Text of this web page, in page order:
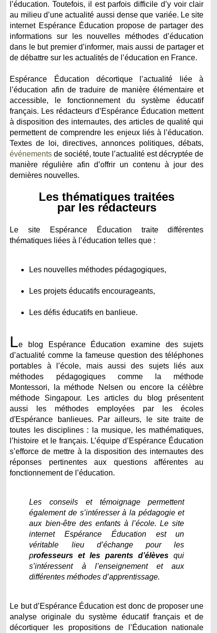
l’éducation. Toutefois, il est parfois difficile d’y voir clair
au milieu d’une actualité aussi dense que variée. Le site
internet Espérance Éducation propose de partager des
informations sur les nouvelles méthodes d’éducation
dans le but premier d’informer, mais aussi de partager et
de débattre sur les actualités de l’éducation en France.
Espérance Éducation décortique l’actualité liée à
l’éducation afin de traduire de manière élémentaire et
accessible, le fonctionnement du système éducatif
français. Les rédacteurs d’Espérance Éducation mettent
à disposition des internautes, des articles de qualité qui
permettent de comprendre les enjeux liés à l’éducation.
Textes de loi, directives, annonces politiques, débats,
événements de société, toute l’actualité est décryptée de
manière régulière afin d’offrir un contenu à jour des
dernières nouvelles.
Les thématiques traitées
par les rédacteurs
Le site Espérance Éducation traite différentes
thématiques liées à l’éducation telles que :
Les nouvelles méthodes pédagogiques,
Les projets éducatifs encourageants,
Les défis éducatifs en banlieue.
Le blog Espérance Éducation examine des sujets
d’actualité comme la fameuse question des téléphones
portables à l’école, mais aussi des sujets liés aux
méthodes pédagogiques comme la méthode
Montessori, la méthode Nelsen ou encore la célèbre
méthode Singapour. Les articles du blog présentent
aussi les méthodes employées par les écoles
d'Espérance banlieues. Par ailleurs, le site traite de
toutes les disciplines : la musique, les mathématiques,
l’histoire et le français. L’équipe d’Espérance Éducation
s’efforce de mettre à la disposition des internautes des
réponses pertinentes aux questions afférentes au
fonctionnement de l’éducation.
Les conseils et témoignage permettent
également de s’intéresser à la pédagogie et
aux bien-être des enfants à l’école. Le site
internet Espérance Éducation est un
véritable lieu d’échange pour les
professeurs et les parents d’élèves qui
s’intéressent à l’enseignement et aux
différentes méthodes d’apprentissage.
Le but d’Espérance Éducation est donc de proposer une
analyse originale du système éducatif français et de
décortiquer les propositions de l’Éducation nationale